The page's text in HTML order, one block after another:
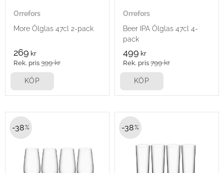
Orrefors
More Ölglas 47cl 2-pack
269 kr
399kr
KÖP
Orrefors
Beer IPA Ölglas 47cl 4-
pack
499 kr
799kr
KÖP
38% 38%